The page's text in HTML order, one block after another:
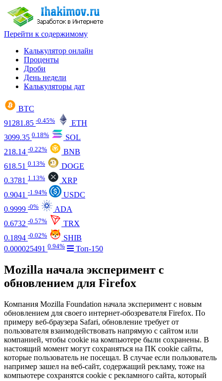
Перейти к содержимому
Калькулятор онлайн
Проценты
Дроби
День недели
Калькуляторы дат
BTC
91281.85 -0.45%
ETH
3099.35 0.18%
SOL
218.14 -0.22%
BNB
618.51 0.13%
DOGE
0.3781 1.13%
XRP
0.9041 -1.94%
USDC
0.9999 -0%
ADA
0.6732 -0.57%
TRX
0.1894 -0.02%
SHIB
0.000025491 0.94% Топ-150
Mozilla начала эксперимент с
обновлением для Firefox
Компания Mozilla Foundation начала эксперимент с новым
обновлением для своего интернет-обозревателя Firefox. По
примеру веб-браузера Safari, обновление требует от
пользователя взаимодействовать напрямую с сайтом или
компанией, чтобы cookie на компьютере были сохранены. В
настоящий момент могут сохраняться на ПК cookie сайты,
которые пользователь не посещал. В случае если пользователь
например зашел на веб-сайт, содержащий рекламу, тоже на
компьютере сохранятся cookie с рекламного сайта, который